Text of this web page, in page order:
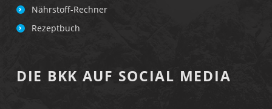
Nährstoff-Rechner
Rezeptbuch
DIE BKK AUF SOCIAL MEDIA